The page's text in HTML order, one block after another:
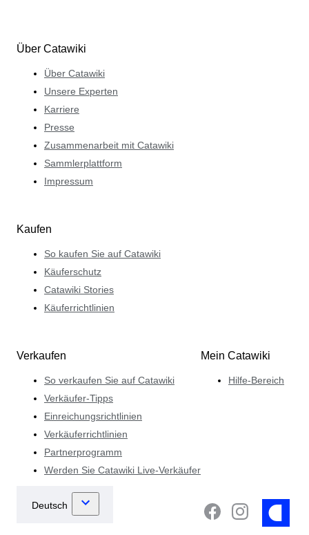
Über Catawiki
Über Catawiki
Unsere Experten
Karriere
Presse
Zusammenarbeit mit Catawiki
Sammlerplattform
Impressum
Kaufen
So kaufen Sie auf Catawiki
Käuferschutz
Catawiki Stories
Käuferrichtlinien
Verkaufen
So verkaufen Sie auf Catawiki
Verkäufer-Tipps
Einreichungsrichtlinien
Verkäuferrichtlinien
Partnerprogramm
Werden Sie Catawiki Live-Verkäufer
Mein Catawiki
Hilfe-Bereich